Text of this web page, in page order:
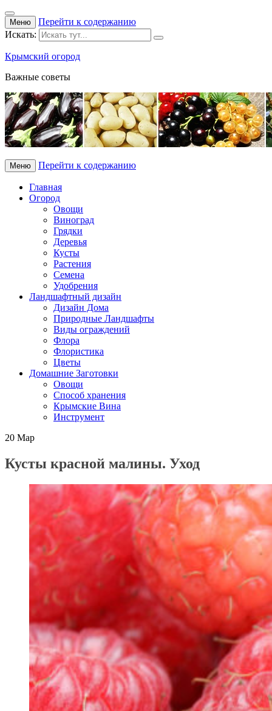
Меню
Перейти к содержанию
Искать:
Крымский огород
Важные советы
Меню Перейти к содержанию
Главная
Огород
Овощи
Виноград
Грядки
Деревья
Кусты
Растения
Семена
Удобрения
Ландшафтный дизайн
Дизайн Дома
Природные Ландшафты
Виды ограждений
Флора
Флористика
Цветы
Домашние Заготовки
Овощи
Способ хранения
Крымские Вина
Инструмент
20 Мар
Кусты красной малины. Уход